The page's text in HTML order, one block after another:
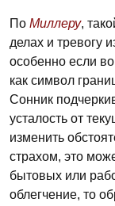
По Миллеру,
делах и тревогу
особенно если
как символ
Сонник
усталость от
изменить
страхом, это
бытовых или
облегчение, то